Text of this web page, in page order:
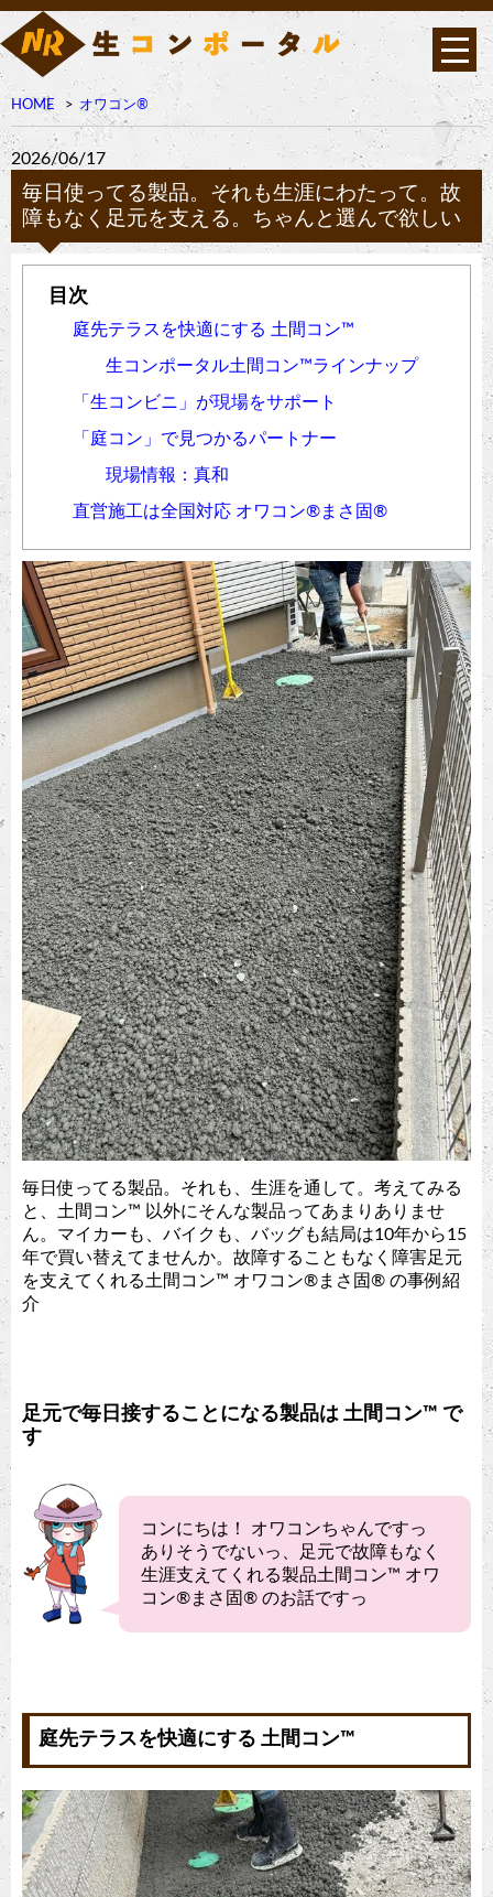
HOME オワコン®︎
2026/06/17
毎日使ってる製品。それも生涯にわたって。故
障もなく足元を支える。ちゃんと選んで欲しい
庭先テラスを快適にする 土間コン™︎
生コンポータル土間コン™︎ラインナップ
「生コンビニ」が現場をサポート
「庭コン」で見つかるパートナー
現場情報：真和
直営施工は全国対応 オワコン®︎まさ固®︎
毎日使ってる製品。それも、生涯を通して。考えてみる
と、土間コン™︎ 以外にそんな製品ってあまりありませ
ん。マイカーも、バイクも、バッグも結局は10年から15
年で買い替えてませんか。故障することもなく障害足元
を支えてくれる土間コン™︎ オワコン®︎まさ固®︎ の事例紹
介
足元で毎日接することになる製品は 土間コン™︎ で
す
コンにちは！ オワコンちゃんですっ
ありそうでないっ、足元で故障もなく
生涯支えてくれる製品土間コン™︎ オワ
コン®︎まさ固®︎ のお話ですっ
庭先テラスを快適にする 土間コン™︎